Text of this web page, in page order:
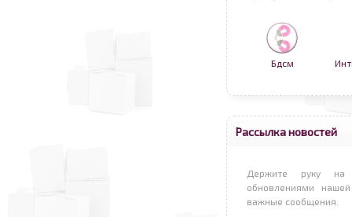
Бдсм
Рассылка новостей
Держите руку на
обновлениями
важные сообщения.